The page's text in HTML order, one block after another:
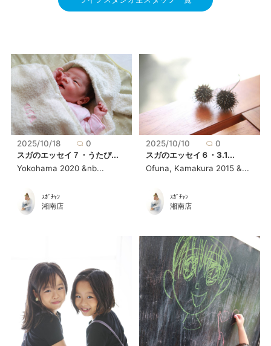
2025/10/18
0
スガのエッセイ７・うたぴ...
Yokohama 2020 &nb...
ｽｶﾞﾁｬﾝ
湘南店
2025/10/10
0
スガのエッセイ６・3.1...
Ofuna, Kamakura 2015 &...
ｽｶﾞﾁｬﾝ
湘南店